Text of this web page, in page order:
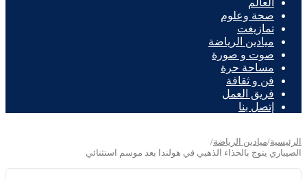
العالم
صحة وعلوم
تمازيغت
ميادين الرياضة
صوت و صورة
مساحة حرة
فن و ثقافة
فريق العمل
إتصل بنا
الرئيسية/ميادين الرياضة/
الصيباري يتوج بالحذاء الذهبي في هولندا بعد موسم استثنائي